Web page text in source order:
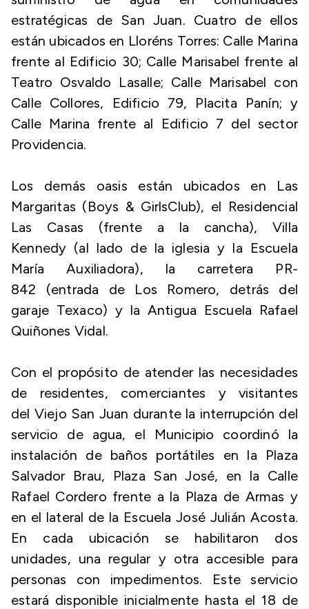
estratégicas de San Juan. Cuatro de ellos
están ubicados en Lloréns Torres: Calle Marina
frente al Edificio 30; Calle Marisabel frente al
Teatro Osvaldo Lasalle; Calle Marisabel con
Calle Collores, Edificio 79, Placita Panín; y
Calle Marina frente al Edificio 7 del sector
Providencia.
Los demás oasis están ubicados en Las
Margaritas (Boys & GirlsClub), el Residencial
Las Casas (frente a la cancha), Villa
Kennedy (al lado de la iglesia y la Escuela
María Auxiliadora), la carretera PR-
842 (entrada de Los Romero, detrás del
garaje Texaco) y la Antigua Escuela Rafael
Quiñones Vidal.
Con el propósito de atender las necesidades
de residentes, comerciantes y visitantes
del Viejo San Juan durante la interrupción del
servicio de agua, el Municipio coordinó la
instalación de baños portátiles en la Plaza
Salvador Brau, Plaza San José, en la Calle
Rafael Cordero frente a la Plaza de Armas y
en el lateral de la Escuela José Julián Acosta.
En cada ubicación se habilitaron dos
unidades, una regular y otra accesible para
personas con impedimentos. Este servicio
estará disponible inicialmente hasta el 18 de